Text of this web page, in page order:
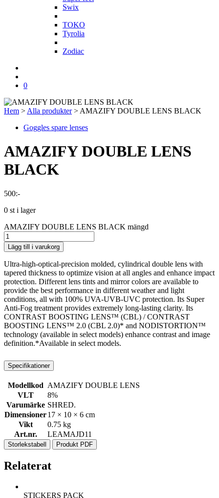
Swix
TOKO
Tyrolia
Zodiac
0
Hem > Alla produkter> AMAZIFY DOUBLE LENS BLACK
Goggles spare lenses
AMAZIFY DOUBLE LENS
BLACK
500:-
0 st i lager
AMAZIFY DOUBLE LENS BLACK mängd
Lägg till i varukorg
Ultra-high-optical-precision molded, cylindrical double lens with
tapered thickness to optimize vision at all angles and enhance impact
protection. Different lens tints and mirror colors are available to
provide the best performance in different weather and light
conditions, all with 100% UVA-UVB-UVC protection. Its Super
Anti-Fog treatment provides extremely long-lasting clarity. Its
CONTRAST BOOSTING LENS™ (CBL) / CONTRAST
BOOSTING LENS™ 2.0 (CBL 2.0)* and NODISTORTION™
technology (available in select models) enhance contrast and image
definition.*Available in select models.
Specifikationer
Modellkod AMAZIFY DOUBLE LENS
VLT
8%
Varumärke SHRED.
Dimensioner17 × 10 × 6 cm
Vikt
0.75 kg
Art.nr.
LEAMAJD11
Storlekstabell Produkt PDF
Relaterat
STICKERS PACK